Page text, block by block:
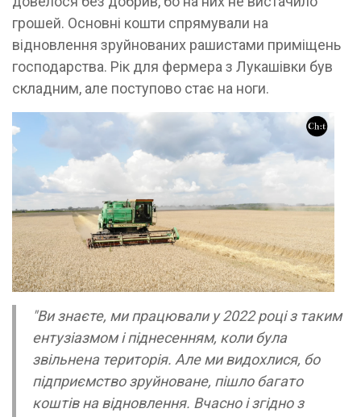
грошей. Основні кошти спрямували на
відновлення зруйнованих рашистами приміщень
господарства. Рік для фермера з Лукашівки був
складним, але поступово стає на ноги.
"Ви знаєте, ми працювали у 2022 році з таким
ентузіазмом і піднесенням, коли була
звільнена територія. Але ми видохлися, бо
підприємство зруйноване, пішло багато
коштів на відновлення. Вчасно і згідно з